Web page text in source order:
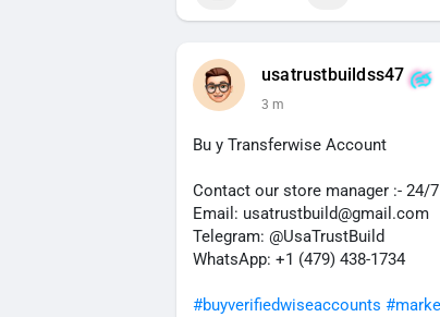
usatrustbuildss47
3 m
Bu y Transferwise Account
Contact our store manager :- 24/7
Email: usatrustbuild@gmail.com
Telegram: @UsaTrustBuild
WhatsApp: +1 (479) 438-1734
#buyverifiedwiseaccounts